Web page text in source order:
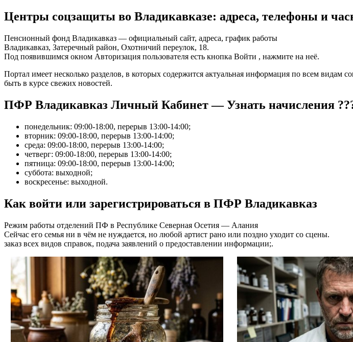
Центры соцзащиты во Владикавказе: адреса, телефоны и
Пенсионный фонд Владикавказ — официальный сайт, адреса, график работы
Владикавказ, Затеречный район, Охотничий переулок, 18.
Под появившимся окном Авторизация пользователя есть кнопка Войти , нажмите на неё.
Портал имеет несколько разделов, в которых содержится актуальная информация по всем
быть в курсе свежих новостей.
ПФР Владикавказ Личный Кабинет — Узнать начисления
понедельник: 09:00-18:00, перерыв 13:00-14:00;
вторник: 09:00-18:00, перерыв 13:00-14:00;
среда: 09:00-18:00, перерыв 13:00-14:00;
четверг: 09:00-18:00, перерыв 13:00-14:00;
пятница: 09:00-18:00, перерыв 13:00-14:00;
суббота: выходной;
воскресенье: выходной.
Как войти или зарегистрироваться в ПФР Владикавказ
Режим работы отделений ПФ в Республике Северная Осетия — Алания
Сейчас его семья ни в чём не нуждается, но любой артист рано или поздно уходит со сцены.
заказ всех видов справок, подача заявлений о предоставлении информации;.